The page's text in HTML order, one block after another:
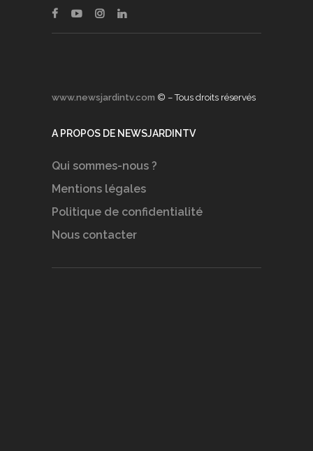
www.newsjardintv.com © – Tous droits réservés
A PROPOS DE NEWSJARDINTV
Qui sommes-nous ?
Mentions légales
Politique de confidentialité
Nous contacter